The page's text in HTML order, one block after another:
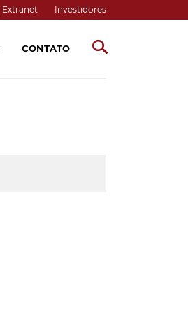
Extranet Investidores
CONTATO